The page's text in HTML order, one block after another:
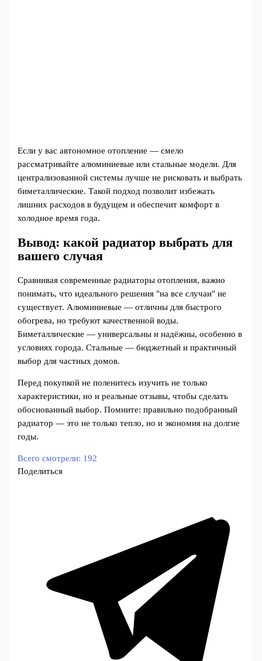
Если у вас автономное отопление — смело
рассматривайте алюминиевые или стальные модели. Для
централизованной системы лучше не рисковать и выбрать
биметаллические. Такой подход позволит избежать
лишних расходов в будущем и обеспечит комфорт в
холодное время года.
Вывод: какой радиатор выбрать для
вашего случая
Сравнивая современные радиаторы отопления, важно
понимать, что идеального решения "на все случаи" не
существует. Алюминиевые — отличны для быстрого
обогрева, но требуют качественной воды.
Биметаллические — универсальны и надёжны, особенно в
условиях города. Стальные — бюджетный и практичный
выбор для частных домов.
Перед покупкой не поленитесь изучить не только
характеристики, но и реальные отзывы, чтобы сделать
обоснованный выбор. Помните: правильно подобранный
радиатор — это не только тепло, но и экономия на долгие
годы.
Всего смотрели: 192
Поделиться